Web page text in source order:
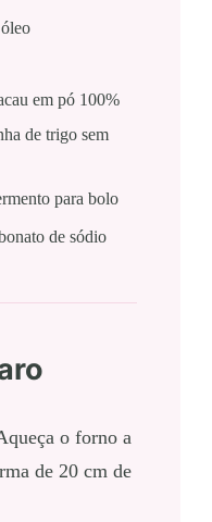
em pó 100%
de trigo sem
para bolo
de sódio
o forno a
de 20 cm de